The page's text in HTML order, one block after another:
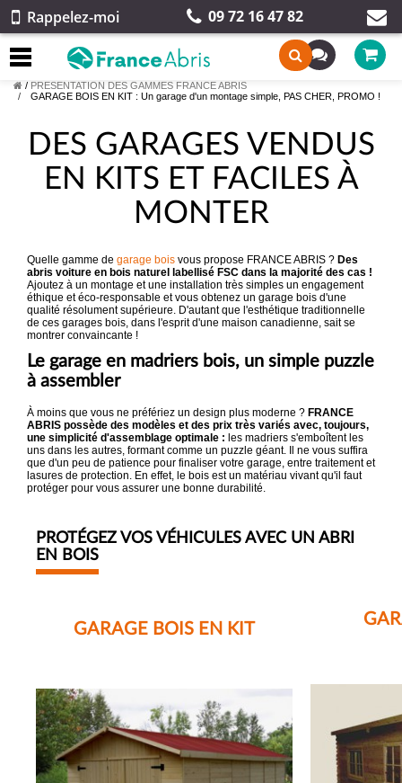
Rappelez-moi 09 72 16 47 82
/ PRESENTATION DES GAMMES FRANCE ABRIS
GARAGE BOIS EN KIT : Un garage d'un montage simple, PAS CHER, PROMO !
DES GARAGES VENDUS
EN KITS ET FACILES À
MONTER
Quelle gamme de garage bois vous propose FRANCE ABRIS ? Des
abris voiture en bois naturel labellisé FSC dans la majorité des cas !
Ajoutez à un montage et une installation très simples un engagement
éthique et éco-responsable et vous obtenez un garage bois d'une
qualité résolument supérieure. D'autant que l'esthétique traditionnelle
de ces garages bois, dans l'esprit d'une maison canadienne, sait se
montrer convaincante !
Le garage en madriers bois, un simple puzzle
à assembler
À moins que vous ne préfériez un design plus moderne ? FRANCE
ABRIS possède des modèles et des prix très variés avec, toujours,
une simplicité d'assemblage optimale : les madriers s'emboîtent les
uns dans les autres, formant comme un puzzle géant. Il ne vous suffira
que d'un peu de patience pour finaliser votre garage, entre traitement et
lasures de protection. En effet, le bois est un matériau vivant qu'il faut
protéger pour vous assurer une bonne durabilité.
PROTÉGEZ VOS VÉHICULES AVEC UN ABRI
EN BOIS
GARAGE BOIS EN KIT